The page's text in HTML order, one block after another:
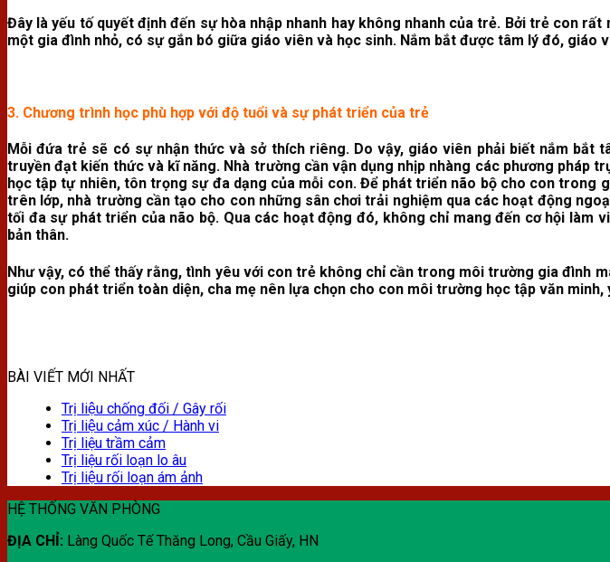
Đây là yếu tố quyết định đến sự hòa nhập nhanh hay không nhanh của trẻ. Bởi trẻ con
một gia đình nhỏ, có sự gắn bó giữa giáo viên và học sinh. Nắm bắt được tâm lý đó,
3. Chương trình học phù hợp với độ tuổi và sự phát triển của trẻ
Mỗi đứa trẻ sẽ có sự nhận thức và sở thích riêng. Do vậy, giáo viên phải biết nắm
truyền đạt kiến thức và kĩ năng. Nhà trường cần vận dụng nhịp nhàng các phương pháp
học tập tự nhiên, tôn trọng sự đa dạng của mỗi con. Để phát triển não bộ cho con trong
trên lớp, nhà trường cần tạo cho con những sân chơi trải nghiệm qua các hoạt động
tối đa sự phát triển của não bộ. Qua các hoạt động đó, không chỉ mang đến cơ hội
bản thân.
Như vậy, có thể thấy rằng, tình yêu với con trẻ không chỉ cần trong môi trường gia đình
giúp con phát triển toàn diện, cha mẹ nên lựa chọn cho con môi trường học tập văn
BÀI VIẾT MỚI NHẤT
Trị liệu chống đối / Gây rối
Trị liệu cảm xúc / Hành vi
Trị liệu trầm cảm
Trị liệu rối loạn lo âu
Trị liệu rối loạn ám ảnh
HỆ THỐNG VĂN PHÒNG
ĐỊA CHỈ: Làng Quốc Tế Thăng Long, Cầu Giấy, HN